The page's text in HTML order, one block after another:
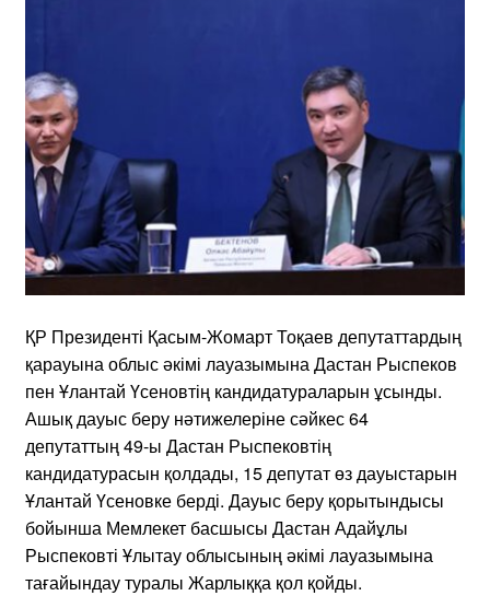
ҚР Президенті Қасым-Жомарт Тоқаев депутаттардың
қарауына облыс әкімі лауазымына Дастан Рыспеков
пен Ұлантай Үсеновтің кандидатураларын ұсынды.
Ашық дауыс беру нәтижелеріне сәйкес 64
депутаттың 49-ы Дастан Рыспековтің
кандидатурасын қолдады, 15 депутат өз дауыстарын
Ұлантай Үсеновке берді. Дауыс беру қорытындысы
бойынша Мемлекет басшысы Дастан Адайұлы
Рыспековті Ұлытау облысының әкімі лауазымына
тағайындау туралы Жарлыққа қол қойды.